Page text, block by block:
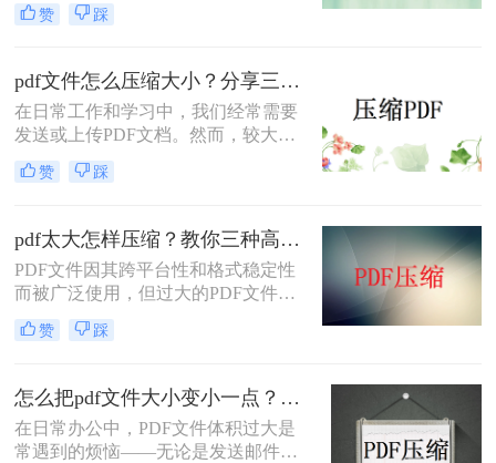
文件过大，导致无法顺利上传或发
本文将介绍两种解决PDF文件过大无
法上传的方法，帮助你轻松应对这一
问题。
赞 踩
pdf文件怎么压缩大小？分享三种实用压缩方法！
在日常工作和学习中，我们经常需要
发送或上传PDF文档。然而，较大的
文件可能会导致传输缓慢或者无法满
足上传限制。那么pdf文件怎么压缩大
缩方法，帮助你轻松减小文件大小。
赞 踩
pdf太大怎样压缩？教你三种高效方法！
PDF文件因其跨平台性和格式稳定性
而被广泛使用，但过大的PDF文件不
仅占用存储空间，还会影响传输速度
和加载速度。为了解决pdf太大怎样压
件的方法。
赞 踩
怎么把pdf文件大小变小一点？四种方法对比，一看就懂！
在日常办公中，PDF文件体积过大是
常遇到的烦恼——无论是发送邮件受